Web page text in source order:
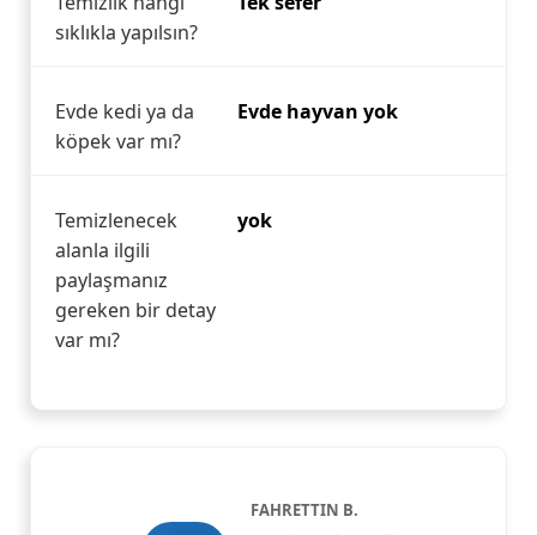
sıklıkla yapılsın?
Evde kedi ya da
köpek var mı?
Evde hayvan yok
Temizlenecek
alanla ilgili
paylaşmanız
gereken bir detay
var mı?
yok
FAHRETTIN B.